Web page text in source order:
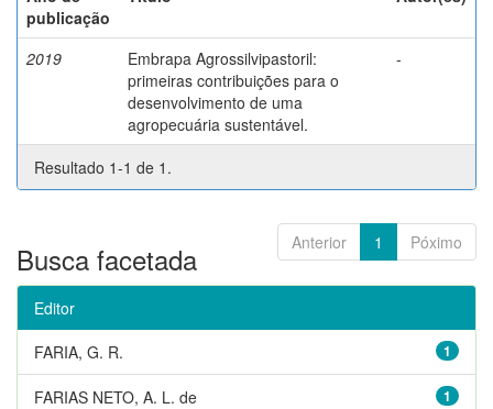
publicação
2019
Embrapa Agrossilvipastoril:
primeiras contribuições para o
desenvolvimento de uma
agropecuária sustentável.
-
Resultado 1-1 de 1.
Anterior 1 Póximo
Busca facetada
Editor
1
FARIA, G. R.
1
FARIAS NETO, A. L. de